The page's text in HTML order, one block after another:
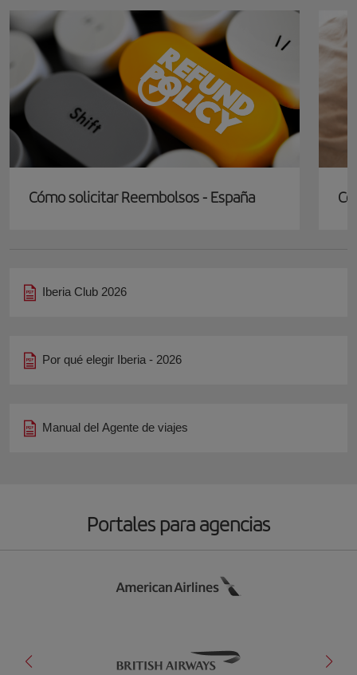
Cómo solicitar Reembolsos - España
Iberia Club 2026
Por qué elegir Iberia - 2026
Manual del Agente de viajes
Portales para agencias